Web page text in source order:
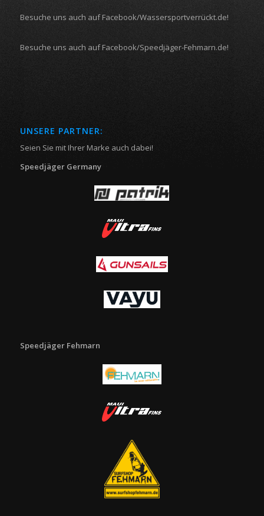
Besuche uns auch auf Facebook/Wassersportverrückt.de!
Besuche uns auch auf Facebook/Speedjäger-Fehmarn.de!
UNSERE PARTNER:
Seien Sie mit Ihrer Marke auch dabei!
Speedjäger Germany
Speedjäger Fehmarn